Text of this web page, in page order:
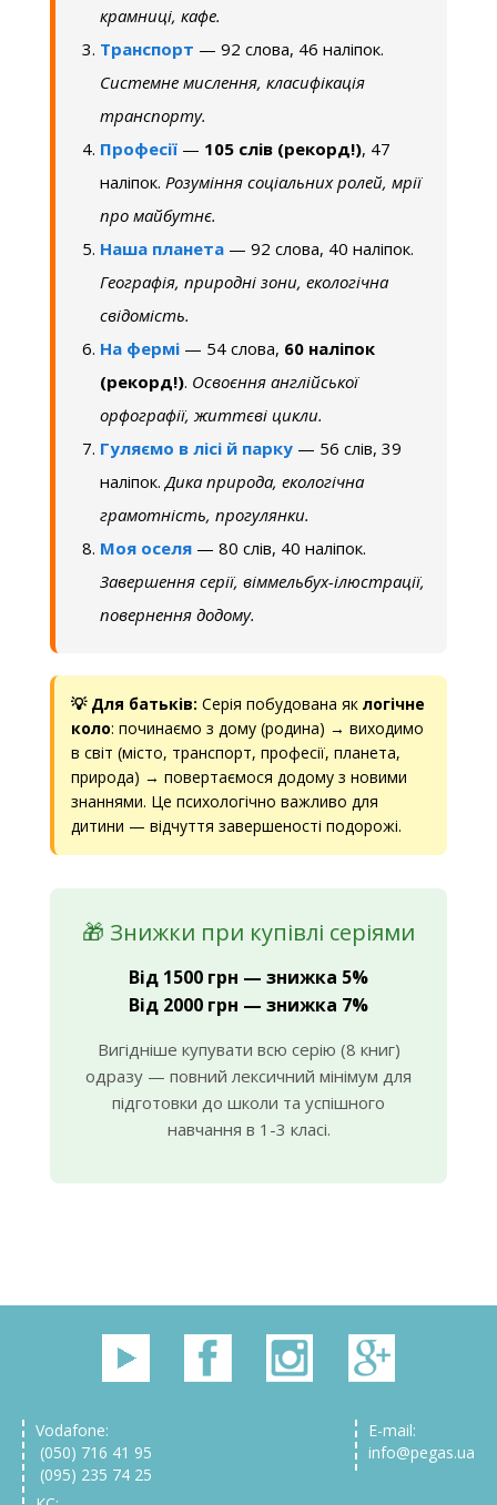
крамниці, кафе.
Транспорт — 92 слова, 46 наліпок.
Системне мислення, класифікація
транспорту.
Професії — 105 слів (рекорд!), 47
наліпок. Розуміння соціальних ролей, мрії
про майбутнє.
Наша планета — 92 слова, 40 наліпок.
Географія, природні зони, екологічна
свідомість.
На фермі — 54 слова, 60 наліпок
(рекорд!). Освоєння англійської
орфографії, життєві цикли.
Гуляємо в лісі й парку — 56 слів, 39
наліпок.Дика природа, екологічна
грамотність, прогулянки.
Моя оселя — 80 слів, 40 наліпок.
Завершення серії, віммельбух-ілюстрації,
повернення додому.
💡 Для батьків: Серія побудована як логічне
коло: починаємо з дому (родина) → виходимо
в світ (місто, транспорт, професії, планета,
природа) → повертаємося додому з новими
знаннями. Це психологічно важливо для
дитини — відчуття завершеності подорожі.
🎁 Знижки при купівлі серіями
Від 1500 грн — знижка 5%
Від 2000 грн — знижка 7%
Вигідніше купувати всю серію (8 книг)
одразу — повний лексичний мінімум для
підготовки до школи та успішного
навчання в 1-3 класі.
Vodafone:
(050) 716 41 95
(095) 235 74 25
E-mail:
info@pegas.ua